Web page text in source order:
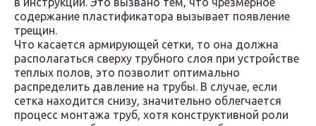
содержание пластификатора вызывает появление
трещин.
Что касается армирующей сетки, то она должна
располагаться сверху трубного слоя при устройстве
теплых полов, это позволит оптимально
распределить давление на трубы. В случае, если
сетка находится снизу, значительно облегчается
процесс монтажа труб, хотя конструктивной роли